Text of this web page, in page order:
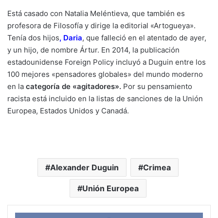
Está casado con Natalia Meléntieva, que también es
profesora de Filosofía y dirige la editorial «Artogueya».
Tenía dos hijos, Daria, que falleció en el atentado de ayer,
y un hijo, de nombre Ártur. En 2014, la publicación
estadounidense Foreign Policy incluyó a Duguin entre los
100 mejores «pensadores globales» del mundo moderno
en la categoría de «agitadores». Por su pensamiento
racista está incluido en la listas de sanciones de la Unión
Europea, Estados Unidos y Canadá.
Alexander Duguin Crimea
Unión Europea